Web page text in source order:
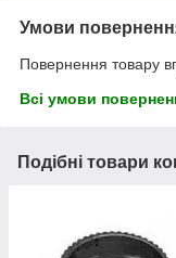
Умови
Повернення товару
Всі умови
Подібні товари